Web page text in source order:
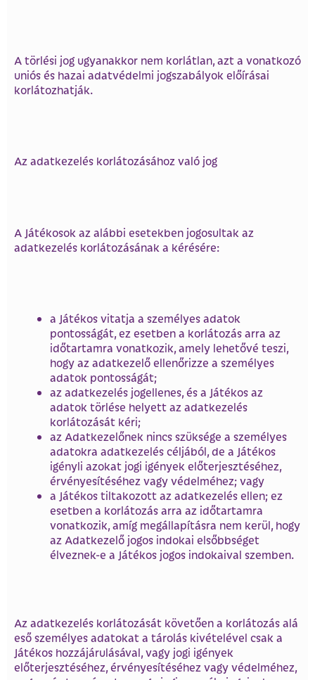
A törlési jog ugyanakkor nem korlátlan, azt a vonatkozó
uniós és hazai adatvédelmi jogszabályok előírásai
korlátozhatják.
Az adatkezelés korlátozásához való jog
A Játékosok az alábbi esetekben jogosultak az
adatkezelés korlátozásának a kérésére:
a Játékos vitatja a személyes adatok
pontosságát, ez esetben a korlátozás arra az
időtartamra vonatkozik, amely lehetővé teszi,
hogy az adatkezelő ellenőrizze a személyes
adatok pontosságát;
az adatkezelés jogellenes, és a Játékos az
adatok törlése helyett az adatkezelés
korlátozását kéri;
az Adatkezelőnek nincs szüksége a személyes
adatokra adatkezelés céljából, de a Játékos
igényli azokat jogi igények előterjesztéséhez,
érvényesítéséhez vagy védelméhez; vagy
a Játékos tiltakozott az adatkezelés ellen; ez
esetben a korlátozás arra az időtartamra
vonatkozik, amíg megállapításra nem kerül, hogy
az Adatkezelő jogos indokai elsőbbséget
élveznek-e a Játékos jogos indokaival szemben.
Az adatkezelés korlátozását követően a korlátozás alá
eső személyes adatokat a tárolás kivételével csak a
Játékos hozzájárulásával, vagy jogi igények
előterjesztéséhez, érvényesítéséhez vagy védelméhez,